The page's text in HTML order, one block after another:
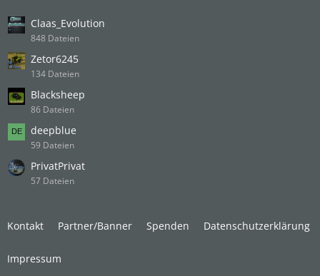
Claas_Evolution
848 Dateien
Zetor6245
134 Dateien
Blacksheep
86 Dateien
deepblue
59 Dateien
PrivatPrivat
57 Dateien
Kontakt Partner/Banner Spenden Datenschutzerklärung
Impressum